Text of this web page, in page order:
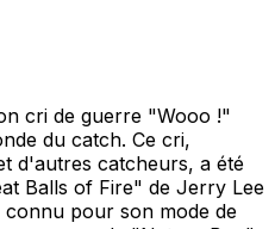
cri de guerre "Wooo !"
du catch. Ce cri,
d'autres catcheurs, a été
Balls of Fire" de Jerry Lee
connu pour son mode de